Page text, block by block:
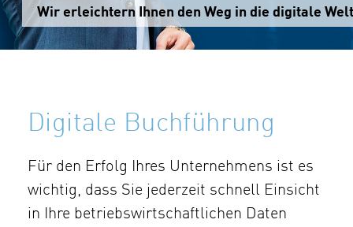
Wir erleichtern Ihnen den Weg in die digitale
Digitale Buchführung
Für den Erfolg Ihres Unternehmens ist es
wichtig, dass Sie jederzeit schnell Einsicht
in Ihre betriebswirtschaftlichen Daten